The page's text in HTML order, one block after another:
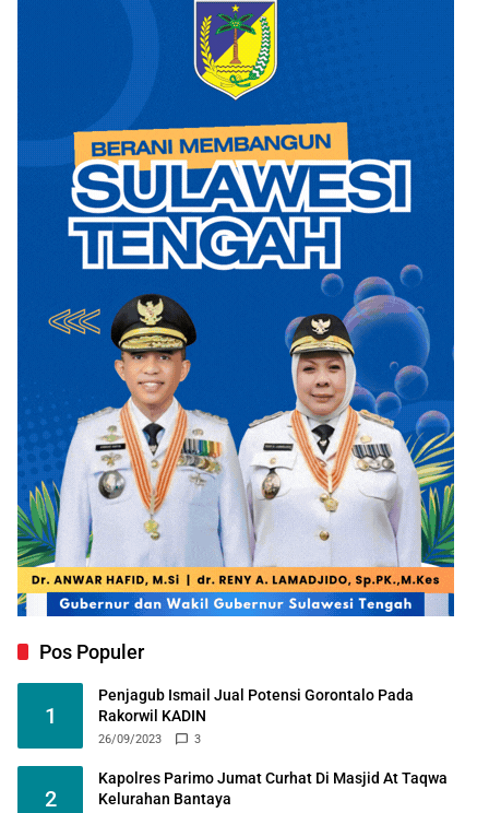
Pos Populer
1
Penjagub Ismail Jual Potensi Gorontalo Pada
Rakorwil KADIN
26/09/2023 3
2
Kapolres Parimo Jumat Curhat Di Masjid At Taqwa
Kelurahan Bantaya